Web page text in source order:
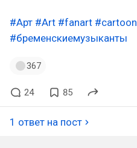
#Арт #Art #fanart #cartoon
#бременскиемузыканты
367
24 85
1 ответ на пост